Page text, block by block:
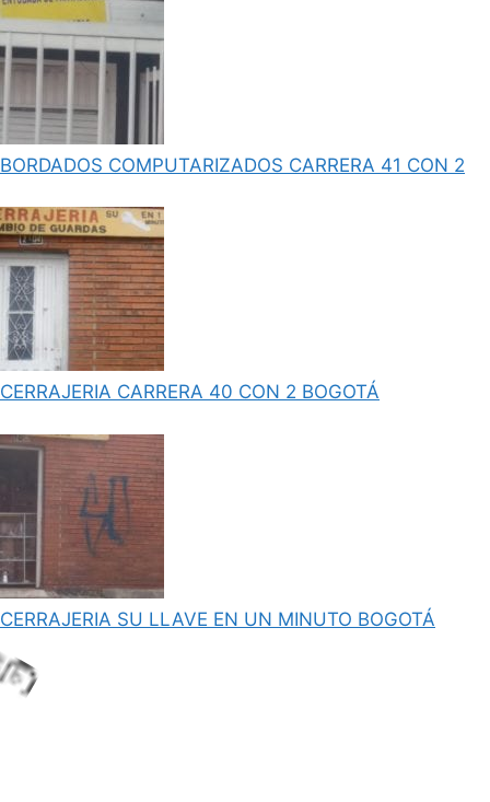
BORDADOS COMPUTARIZADOS CARRERA 41 CON 2
CERRAJERIA CARRERA 40 CON 2 BOGOTÁ
CERRAJERIA SU LLAVE EN UN MINUTO BOGOTÁ
L
o
a
d
i
n
g